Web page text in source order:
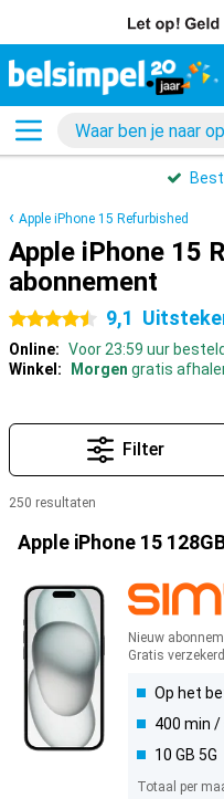
Apple iPhone 15 Refurbished
Apple iPhone 15
abonnement
4.5 sterren 9,1
Online: Voor 23:59 uur
Winkel:
Morgen gratis
Filter
250 resultaten
Producten
Apple iPhone 15
Nieuw
Gratis
Op het
400 min
10 GB 5G
Totaal per